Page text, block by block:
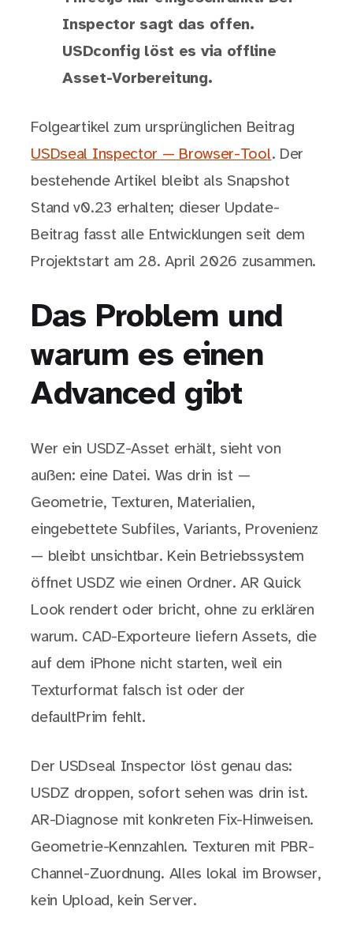
Inspector sagt das offen.
USDconfig löst es via offline
Asset-Vorbereitung.
Folgeartikel zum ursprünglichen Beitrag
USDseal Inspector — Browser-Tool. Der
bestehende Artikel bleibt als Snapshot
Stand v0.23 erhalten; dieser Update-
Beitrag fasst alle Entwicklungen seit dem
Projektstart am 28. April 2026 zusammen.
Das Problem und
warum es einen
Advanced gibt
Wer ein USDZ-Asset erhält, sieht von
außen: eine Datei. Was drin ist —
Geometrie, Texturen, Materialien,
eingebettete Subfiles, Variants, Provenienz
— bleibt unsichtbar. Kein Betriebssystem
öffnet USDZ wie einen Ordner. AR Quick
Look rendert oder bricht, ohne zu erklären
warum. CAD-Exporteure liefern Assets, die
auf dem iPhone nicht starten, weil ein
Texturformat falsch ist oder der
defaultPrim fehlt.
Der USDseal Inspector löst genau das:
USDZ droppen, sofort sehen was drin ist.
AR-Diagnose mit konkreten Fix-Hinweisen.
Geometrie-Kennzahlen. Texturen mit PBR-
Channel-Zuordnung. Alles lokal im Browser,
kein Upload, kein Server.